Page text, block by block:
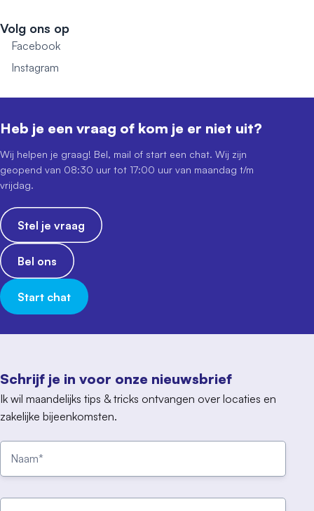
Volg ons op
Facebook
Instagram
Schrijf je in voor onze nieuwsbrief
Ik wil maandelijks tips & tricks ontvangen over locaties en
zakelijke bijeenkomsten.
Heb je een vraag of kom je er niet uit?
Wij helpen je graag! Bel, mail of start een chat. Wij zijn
geopend van 08:30 uur tot 17:00 uur van maandag t/m
vrijdag.
Stel je vraag
Bel ons
Start chat